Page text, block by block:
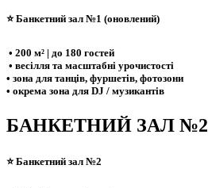
⭐ Банкетний зал №1 (оновлений)
• 200 м² | до 180 гостей
• весілля та масштабні урочистості
• зона для танців, фуршетів, фотозони
• окрема зона для DJ / музикантів
БАНКЕТНИЙ ЗАЛ №2
⭐ Банкетний зал №2